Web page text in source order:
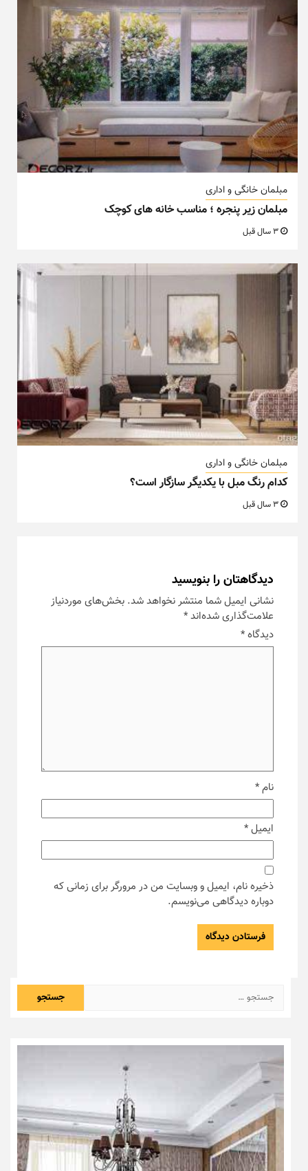
مبلمان خانگی و اداری
مبلمان زیر پنجره ؛ مناسب خانه های کوچک
مبلمان خانگی و اداری
کدام رنگ مبل با یکدیگر سازگار است؟
دیدگاهتان را بنویسید
نشانی ایمیل شما منتشر نخواهد شد. بخش‌های موردنیاز
علامت‌گذاری شده‌اند*
دیدگاه*
نام*
ایمیل*
ذخیره نام، ایمیل و وبسایت من در مرورگر برای زمانی که
دوباره دیدگاهی می‌نویسم.
جستجو
برای: